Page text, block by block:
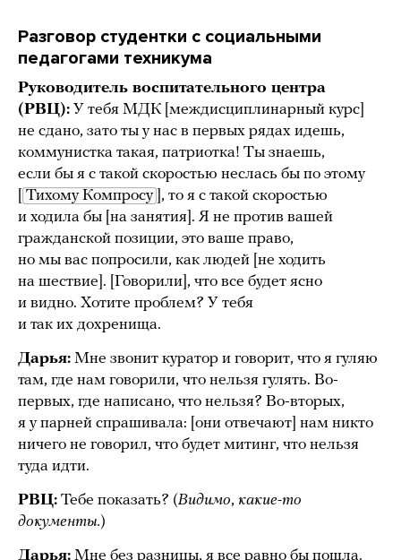
Разговор студентки с социальными
педагогами техникума
Руководитель воспитательного центра
(РВЦ): У тебя МДК [междисциплинарный курс]
не сдано, зато ты у нас в первых рядах идешь,
коммунистка такая, патриотка! Ты знаешь,
если бы я с такой скоростью неслась бы по этому
Тихому Компросу ], то я с такой скоростью
и ходила бы [на занятия]. Я не против вашей
гражданской позиции, это ваше право,
но мы вас попросили, как людей [не ходить
на шествие]. [Говорили], что все будет ясно
и видно. Хотите проблем? У тебя
и так их дохренища.
Дарья: Мне звонит куратор и говорит, что я гуляю
там, где нам говорили, что нельзя гулять. Во-
первых, где написано, что нельзя? Во-вторых,
я у парней спрашивала: [они отвечают] нам никто
ничего не говорил, что будет митинг, что нельзя
туда идти.
РВЦ: Тебе показать? (Видимо, какие-то
документы.)
Дарья: Мне без разницы, я все равно бы пошла.